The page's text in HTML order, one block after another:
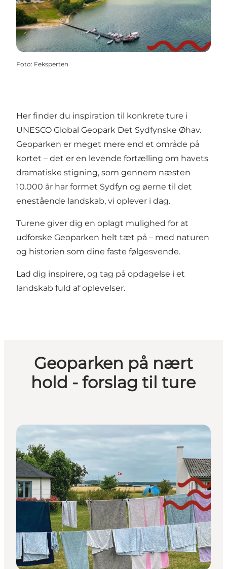
Foto: Feksperten
Her finder du inspiration til konkrete ture i
UNESCO Global Geopark Det Sydfynske Øhav.
Geoparken er meget mere end et område på
kortet – det er en levende fortælling om havets
dramatiske stigning, som gennem næsten
10.000 år har formet Sydfyn og øerne til det
enestående landskab, vi oplever i dag.
Turene giver dig en oplagt mulighed for at
udforske Geoparken helt tæt på – med naturen
og historien som dine faste følgesvende.
Lad dig inspirere, og tag på opdagelse i et
landskab fuld af oplevelser.
Geoparken på nært
hold - forslag til ture